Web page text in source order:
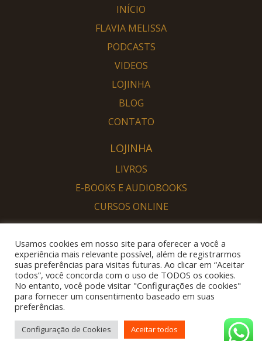
INÍCIO
FLAVIA MELISSA
PODCASTS
VIDEOS
LOJINHA
BLOG
CONTATO
LOJINHA
LIVROS
E-BOOKS E AUDIOBOOKS
CURSOS ONLINE
SOU DESPERTO
QUERO DESPERTAR
Usamos cookies em nosso site para oferecer a você a
experiência mais relevante possível, além de registrarmos
suas preferências para visitas futuras. Ao clicar em “Aceitar
todos”, você concorda com o uso de TODOS os cookies.
No entanto, você pode visitar "Configurações de cookies"
para fornecer um consentimento baseado em suas
preferências.
Configuração de Cookies Aceitar todos